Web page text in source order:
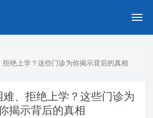
切
导
拒绝上学？这些门诊为你揭示背后的真相
、拒绝上学？这些门诊为
揭示背后的真相